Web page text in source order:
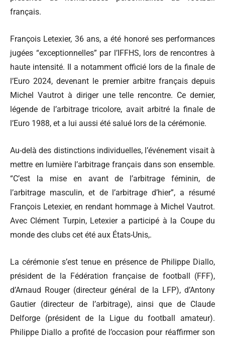
français.
François Letexier, 36 ans, a été honoré ses performances
jugées “exceptionnelles” par l’IFFHS, lors de rencontres à
haute intensité. Il a notamment officié lors de la finale de
l’Euro 2024, devenant le premier arbitre français depuis
Michel Vautrot à diriger une telle rencontre. Ce dernier,
légende de l’arbitrage tricolore, avait arbitré la finale de
l’Euro 1988, et a lui aussi été salué lors de la cérémonie.
Au-delà des distinctions individuelles, l’événement visait à
mettre en lumière l’arbitrage français dans son ensemble.
“C’est la mise en avant de l’arbitrage féminin, de
l’arbitrage masculin, et de l’arbitrage d’hier”, a résumé
François Letexier, en rendant hommage à Michel Vautrot.
Avec Clément Turpin, Letexier a participé à la Coupe du
monde des clubs cet été aux États-Unis,.
La cérémonie s’est tenue en présence de Philippe Diallo,
président de la Fédération française de football (FFF),
d’Arnaud Rouger (directeur général de la LFP), d’Antony
Gautier (directeur de l’arbitrage), ainsi que de Claude
Delforge (président de la Ligue du football amateur).
Philippe Diallo a profité de l’occasion pour réaffirmer son